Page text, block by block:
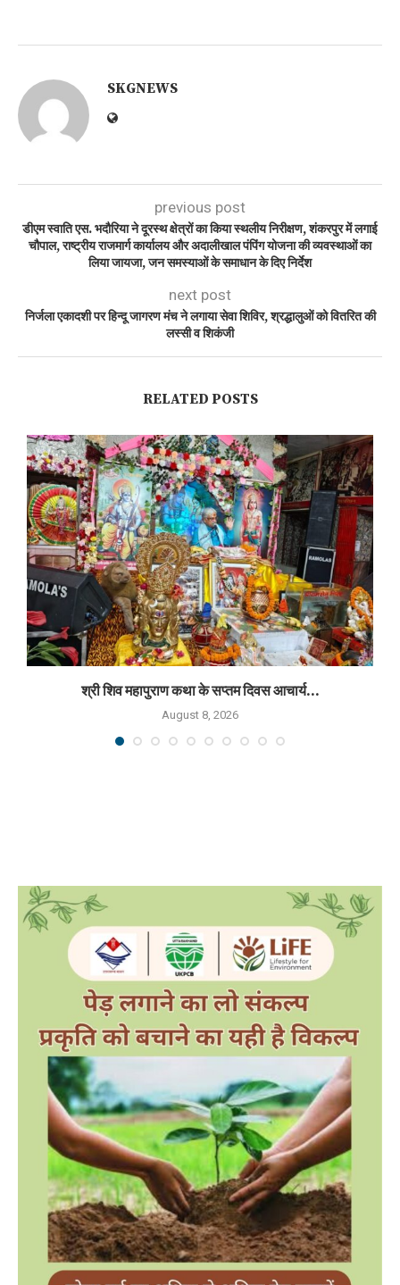
SKGNEWS
previous post
डीएम स्वाति एस. भदौरिया ने दूरस्थ क्षेत्रों का किया स्थलीय निरीक्षण, शंकरपुर में लगाई
चौपाल, राष्ट्रीय राजमार्ग कार्यालय और अदालीखाल पंपिंग योजना की व्यवस्थाओं का
लिया जायजा, जन समस्याओं के समाधान के दिए निर्देश
next post
निर्जला एकादशी पर हिन्दू जागरण मंच ने लगाया सेवा शिविर, श्रद्धालुओं को वितरित की
लस्सी व शिकंजी
RELATED POSTS
श्री शिव महापुराण कथा के सप्तम दिवस आचार्य...
August 8, 2026